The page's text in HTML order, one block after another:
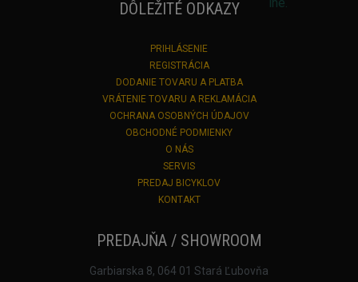
DÔLEŽITÉ ODKAZY
PRIHLÁSENIE
REGISTRÁCIA
DODANIE TOVARU A PLATBA
VRÁTENIE TOVARU A REKLAMÁCIA
OCHRANA OSOBNÝCH ÚDAJOV
OBCHODNÉ PODMIENKY
O NÁS
SERVIS
PREDAJ BICYKLOV
KONTAKT
PREDAJŇA / SHOWROOM
Garbiarska 8, 064 01 Stará Ľubovňa